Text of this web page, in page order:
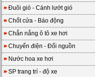
Đuôi gió - Cánh lướt gió
Chốt cửa - Báo động
Chắn nắng ô tô xe hơi
Chuyển điện - Đổi nguồn
Nước hoa xe hơi
SP trang trí - độ xe